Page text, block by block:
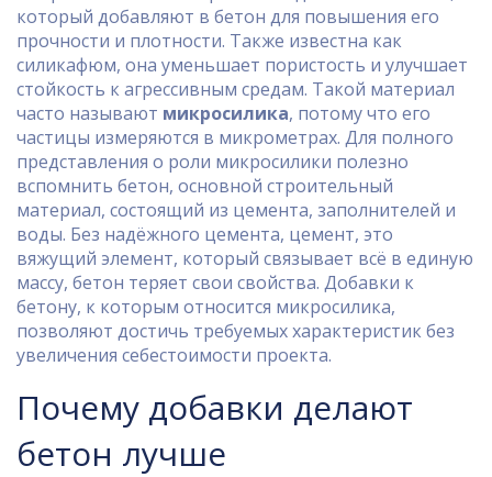
который добавляют в бетон для повышения его
прочности и плотности. Также известна как
силикафюм, она уменьшает пористость и улучшает
стойкость к агрессивным средам. Такой материал
часто называют микросилика, потому что его
частицы измеряются в микрометрах. Для полного
представления о роли микросилики полезно
вспомнить бетон, основной строительный
материал, состоящий из цемента, заполнителей и
воды. Без надёжного цемента, цемент, это
вяжущий элемент, который связывает всё в единую
массу, бетон теряет свои свойства. Добавки к
бетону, к которым относится микросилика,
позволяют достичь требуемых характеристик без
увеличения себестоимости проекта.
Почему добавки делают
бетон лучше